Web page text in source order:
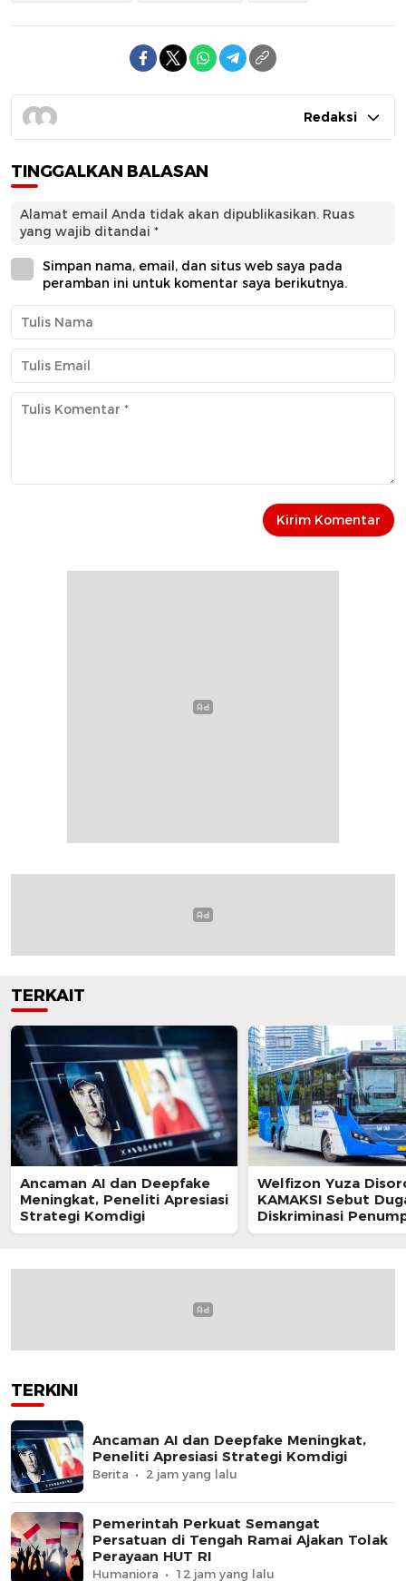
Redaksi
TINGGALKAN BALASAN
Alamat email Anda tidak akan dipublikasikan. Ruas
yang wajib ditandai *
Simpan nama, email, dan situs web saya pada
peramban ini untuk komentar saya berikutnya.
TERKAIT
Ancaman AI dan Deepfake
Meningkat, Peneliti Apresiasi
Strategi Komdigi
Welfizon Yuza
KAMAKSI Sebut
Diskriminasi
TransJakarta
TERKINI
Ancaman AI dan Deepfake Meningkat,
Peneliti Apresiasi Strategi Komdigi
Berita 2 jam yang lalu
Pemerintah Perkuat Semangat
Persatuan di Tengah Ramai Ajakan Tolak
Perayaan HUT RI
Humaniora 12 jam yang lalu